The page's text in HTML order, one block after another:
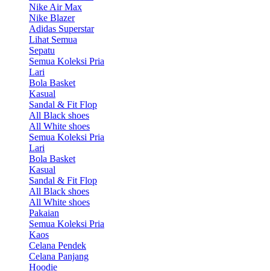
Nike Air Max
Nike Blazer
Adidas Superstar
Lihat Semua
Sepatu
Semua Koleksi Pria
Lari
Bola Basket
Kasual
Sandal & Fit Flop
All Black shoes
All White shoes
Semua Koleksi Pria
Lari
Bola Basket
Kasual
Sandal & Fit Flop
All Black shoes
All White shoes
Pakaian
Semua Koleksi Pria
Kaos
Celana Pendek
Celana Panjang
Hoodie